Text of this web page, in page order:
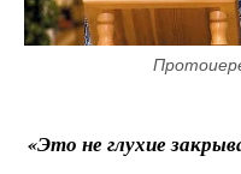
«Это не глухие